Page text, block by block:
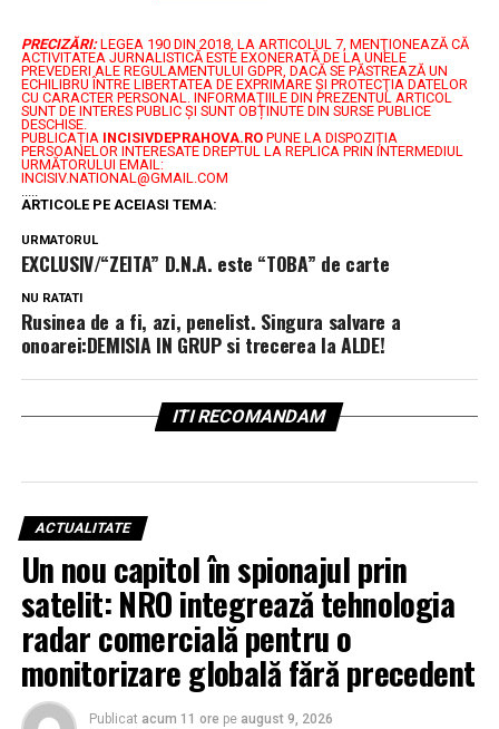
PRECIZĂRI: LEGEA 190 DIN 2018, LA ARTICOLUL 7, MENŢIONEAZĂ CĂ
ACTIVITATEA JURNALISTICĂ ESTE EXONERATĂ DE LA UNELE
PREVEDERI ALE REGULAMENTULUI GDPR, DACĂ SE PĂSTREAZĂ UN
ECHILIBRU ÎNTRE LIBERTATEA DE EXPRIMARE ŞI PROTECŢIA DATELOR
CU CARACTER PERSONAL. INFORMAȚIILE DIN PREZENTUL ARTICOL
SUNT DE INTERES PUBLIC ȘI SUNT OBȚINUTE DIN SURSE PUBLICE
DESCHISE.
PUBLICAȚIA INCISIVDEPRAHOVA.ROPUNE LA DISPOZIȚIA
PERSOANELOR INTERESATE DREPTUL LA REPLICA PRIN INTERMEDIUL
URMĂTORULUI EMAIL:
INCISIV.NATIONAL@GMAIL.COM
.....
ARTICOLE PE ACEIASI TEMA:
URMATORUL
EXCLUSIV/“ZEITA” D.N.A. este “TOBA” de carte
NU RATATI
Rusinea de a fi, azi, penelist. Singura salvare a
onoarei:DEMISIA IN GRUP si trecerea la ALDE!
ITI RECOMANDAM
ACTUALITATE
Un nou capitol în spionajul prin
satelit: NRO integrează tehnologia
radar comercială pentru o
monitorizare globală fără precedent
Publicat acum 11 ore pe august 9, 2026